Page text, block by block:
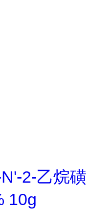
2-乙烷磺
10g